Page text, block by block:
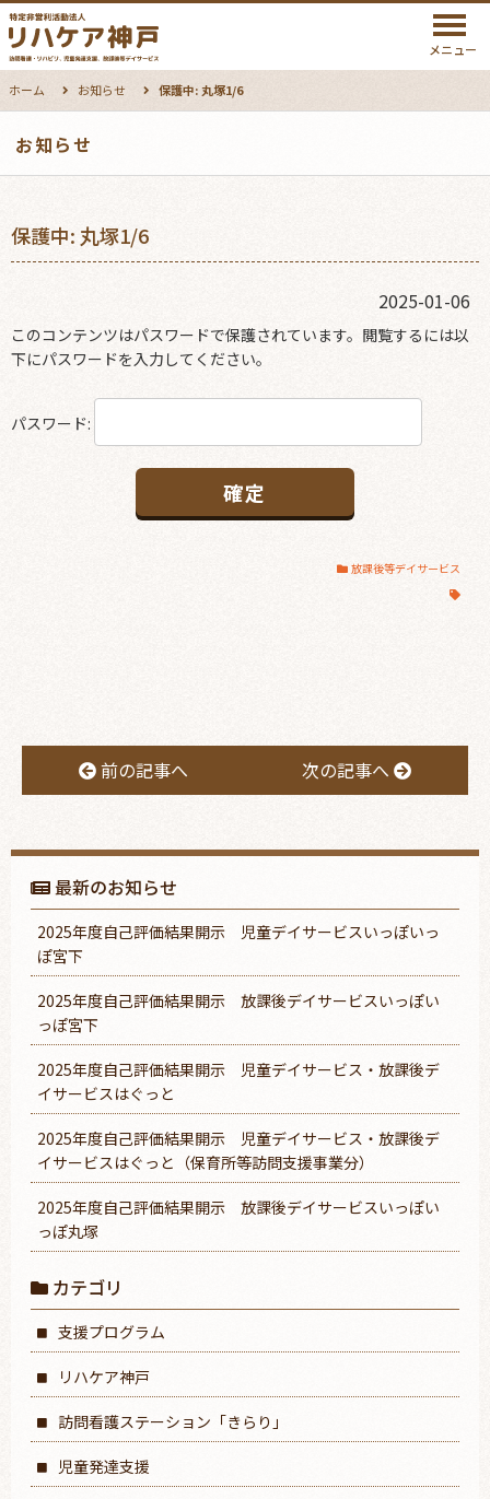
メニュー
ホーム お知らせ 保護中: 丸塚1/6
お知らせ
保護中: 丸塚1/6
2025-01-06
このコンテンツはパスワードで保護されています。閲覧するには以
下にパスワードを入力してください。
パスワード:
放課後等デイサービス
前の記事へ 次の記事へ
最新のお知らせ
2025年度自己評価結果開示 児童デイサービスいっぽいっ
ぽ宮下
2025年度自己評価結果開示 放課後デイサービスいっぽい
っぽ宮下
2025年度自己評価結果開示 児童デイサービス・放課後デ
イサービスはぐっと
2025年度自己評価結果開示 児童デイサービス・放課後デ
イサービスはぐっと（保育所等訪問支援事業分）
2025年度自己評価結果開示 放課後デイサービスいっぽい
っぽ丸塚
カテゴリ
支援プログラム
リハケア神戸
訪問看護ステーション「きらり」
児童発達支援